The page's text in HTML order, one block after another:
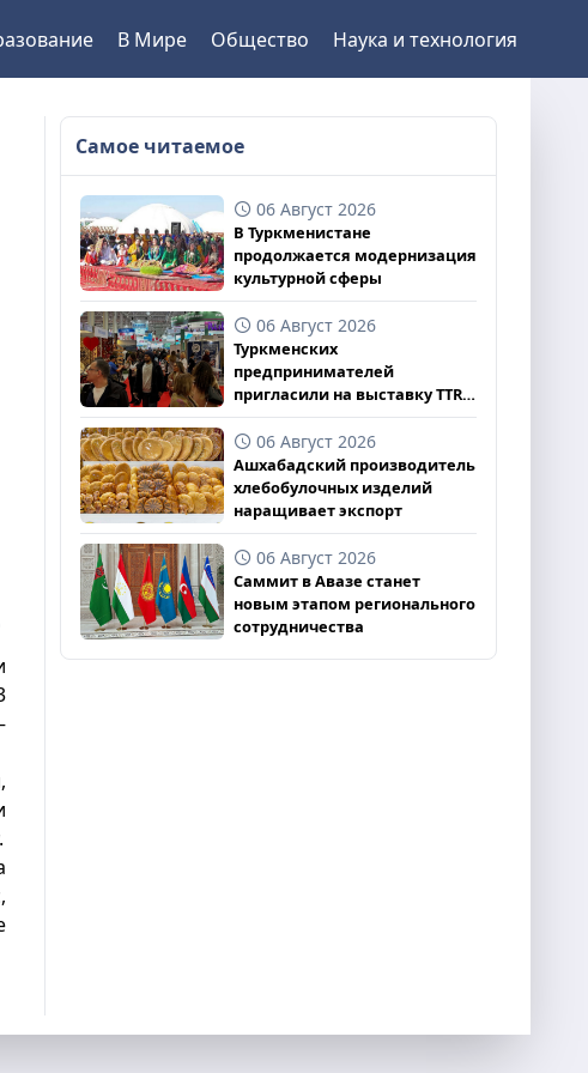
В Мире Общество Наука и технология
Самое читаемое
06 Август 2026
В Туркменистане
продолжается модернизация
культурной сферы
06 Август 2026
Туркменских
предпринимателей
пригласили на выставку TTR
II 2026
06 Август 2026
Ашхабадский производитель
хлебобулочных изделий
наращивает экспорт
06 Август 2026
Саммит в Авазе станет
новым этапом регионального
сотрудничества